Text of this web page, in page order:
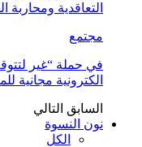
التعاقدية ومحاربة
مجتمع
في حملة “غير
الكترونية مجانية
السابق التالي
نون النسوة
الكل